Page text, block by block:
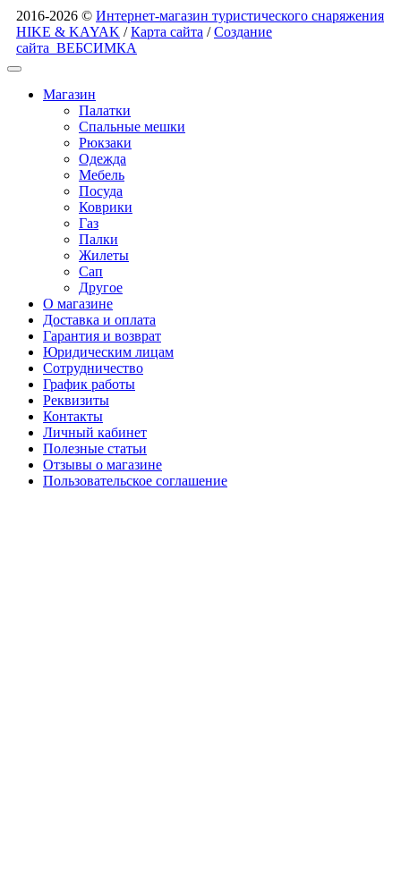
2016-2026 © Интернет-магазин туристического снаряжения
HIKE & KAYAK /Карта сайта /Создание
сайта ВЕБСИМКА
Магазин
Палатки
Спальные мешки
Рюкзаки
Одежда
Мебель
Посуда
Коврики
Газ
Палки
Жилеты
Сап
Другое
О магазине
Доставка и оплата
Гарантия и возврат
Юридическим лицам
Сотрудничество
График работы
Реквизиты
Контакты
Личный кабинет
Полезные статьи
Отзывы о магазине
Пользовательское соглашение